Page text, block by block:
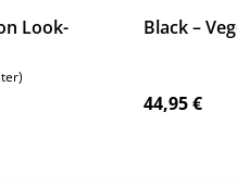
Look-
Black –
Regulärer
44,95 €